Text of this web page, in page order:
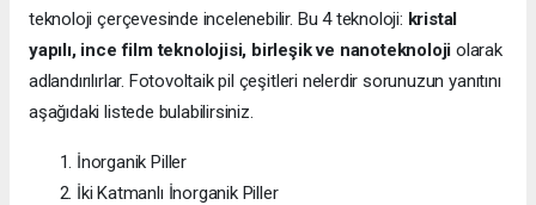
teknoloji çerçevesinde incelenebilir. Bu 4 teknoloji: kristal
yapılı, ince film teknolojisi, birleşik ve nanoteknoloji olarak
adlandırılırlar. Fotovoltaik pil çeşitleri nelerdir sorunuzun yanıtını
aşağıdaki listede bulabilirsiniz.
İnorganik Piller
İki Katmanlı İnorganik Piller